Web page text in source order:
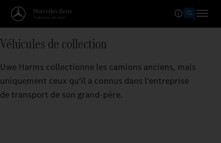
Véhicules de collection
Uwe Harms collectionne les camions anciens, mais
uniquement ceux qu'il a connus dans l'entreprise
de transport de son grand-père.